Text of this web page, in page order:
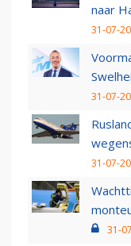
naar
31-07-
31-07-
31-07-
31-